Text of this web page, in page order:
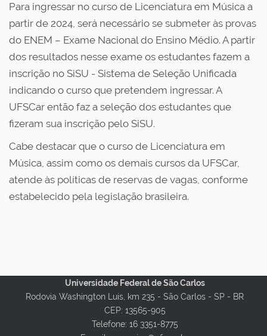
Para ingressar no curso de Licenciatura em Música a
partir de 2024, será necessário se submeter às provas
do ENEM – Exame Nacional do Ensino Médio. A partir
dos resultados nesse exame os estudantes fazem a
inscrição no SiSU - Sistema de Seleção Unificada
indicando o curso que pretendem ingressar. A
UFSCar então faz a seleção dos estudantes que
fizeram sua inscrição pelo SiSU.
Cabe destacar que o curso de Licenciatura em
Música, assim como os demais cursos da UFSCar,
atende às políticas de reservas de vagas, conforme
estabelecido pela legislação brasileira.
Universidade Federal de São Carlos
Rodovia Washington Luis, km 235 - São Carlos - SP - BR
CEP: 13565-905
Telefone: 16 3351-8775